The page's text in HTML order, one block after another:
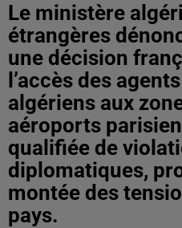
Le ministère
étrangères
une décision
l’accès des
algériens aux
aéroports
qualifiée de
diplomatiques,
montée des
pays.